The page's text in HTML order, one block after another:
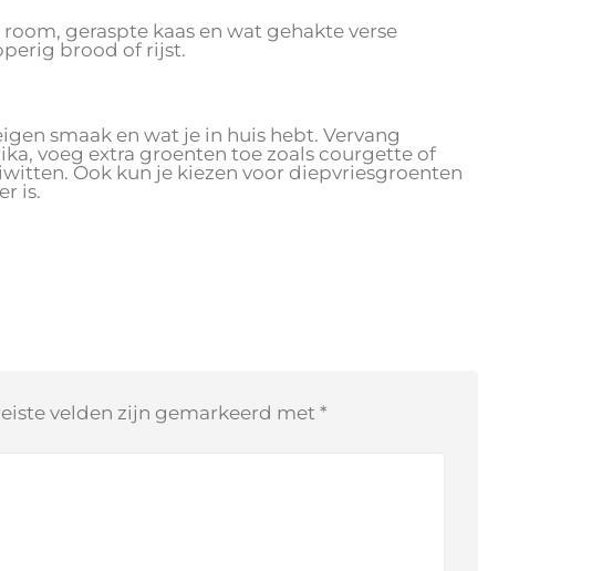
geraspte kaas en wat gehakte verse
brood of rijst.
smaak en wat je in huis hebt. Vervang
voeg extra groenten toe zoals courgette of
Ook kun je kiezen voor diepvriesgroenten
is.
velden zijn gemarkeerd met *